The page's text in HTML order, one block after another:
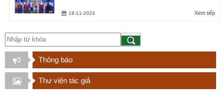
Xem tiếp
18-11-2024
Thông báo
Thư viện tác giả